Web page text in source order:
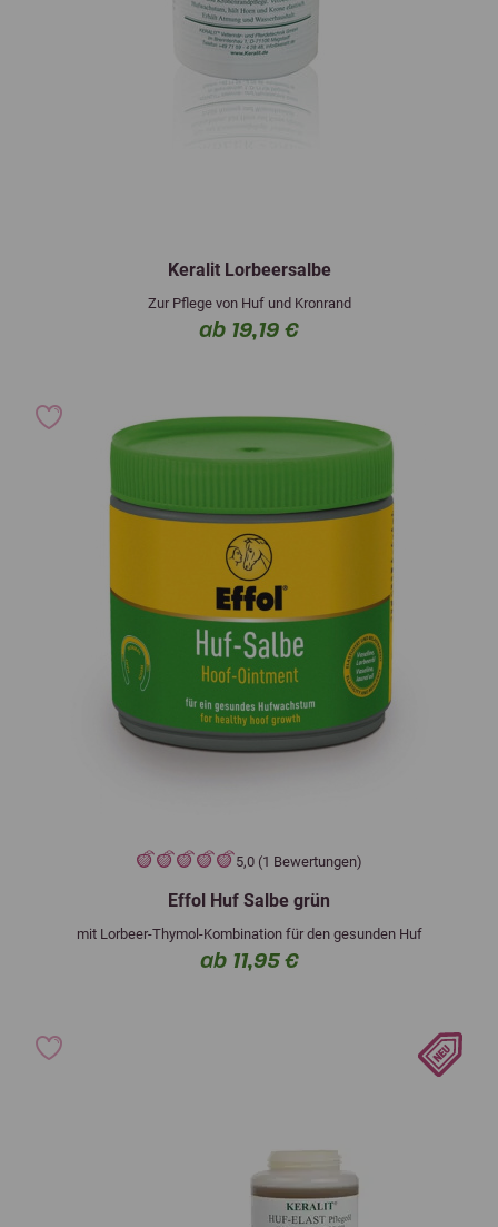
Keralit Lorbeersalbe
Zur Pflege von Huf und Kronrand
ab 19,19 €
5,0 (1 Bewertungen)
Effol Huf Salbe grün
mit Lorbeer-Thymol-Kombination für den gesunden Huf
ab 11,95 €